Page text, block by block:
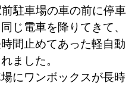
駐車場の車の前に停車
じ電車を降りてきて、
間止めてあった軽自動
ました。
にワンボックスが長時